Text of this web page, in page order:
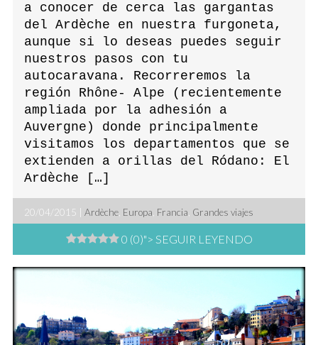
a conocer de cerca las gargantas
del Ardèche en nuestra furgoneta,
aunque si lo deseas puedes seguir
nuestros pasos con tu
autocaravana. Recorreremos la
región Rhône- Alpe (recientemente
ampliada por la adhesión a
Auvergne) donde principalmente
visitamos los departamentos que se
extienden a orillas del Ródano: El
Ardèche […]
20/04/2015 |Ardèche Europa Francia Grandes viajes
0 (0)"> SEGUIR LEYENDO